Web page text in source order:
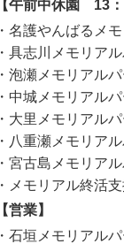
【午前中休園 13：
・名護やんばるメ
・具志川メモリア
・泡瀬メモリアルパ
・中城メモリアルパ
・大里メモリアルパ
・八重瀬メモリア
・宮古島メモリア
・メモリアル終活
【営業】
・石垣メモリアルパ